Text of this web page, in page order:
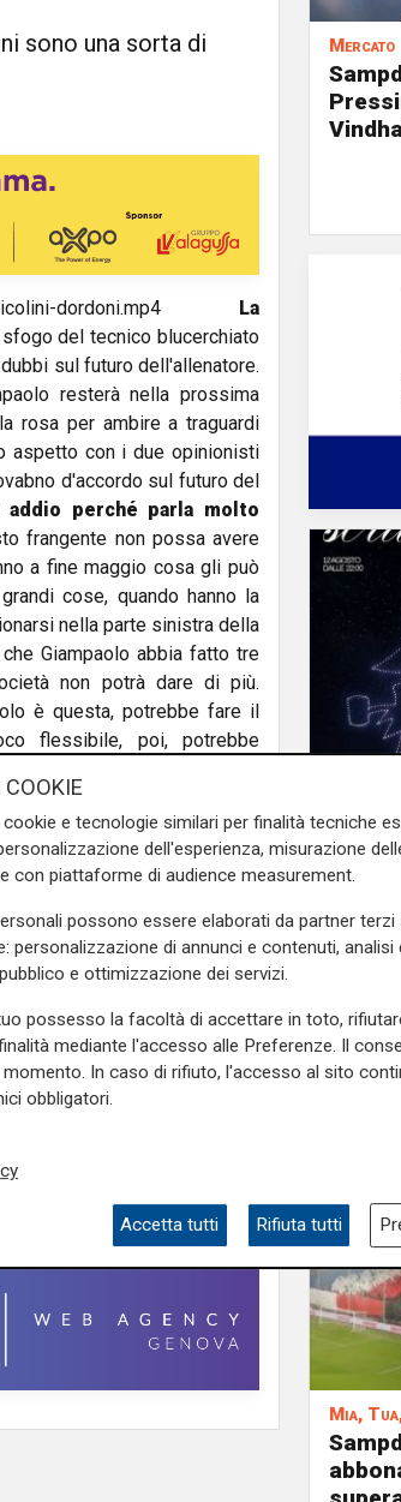
sono una sorta di
nicolini-dordoni.mp4
La
sfogo del tecnico blucerchiato
sul futuro dell'allenatore.
resterà nella prossima
rosa per ambire a traguardi
aspetto con i due opinionisti
d'accordo sul futuro del
perché parla molto
frangente non possa avere
a fine maggio cosa gli può
cose, quando hanno la
nella parte sinistra della
Giampaolo abbia fatto tre
non potrà dare di più.
è questa, potrebbe fare il
flessibile, poi, potrebbe
di Giampaolo:
un atteggiamento diverso
ad andare via con questa
sono questi: compriamo,
che Giampaolo abbia detto
per farlo."
sulla Liguria seguiteci sul
e su Facebook.
Mercato
80
Antico
Mia,
COOKIE
e tecnologie similari per finalità tecniche
dell'esperienza, misurazione
con piattaforme di audience measurement.
possono essere elaborati da partner
personalizzazione di annunci e contenuti,
e ottimizzazione dei servizi.
possesso la facoltà di accettare in toto,
mediante l'accesso alle Preferenze. Il
momento. In caso di rifiuto, l'accesso al sito
obbligatori.
Accetta tutti Rifiuta tutti